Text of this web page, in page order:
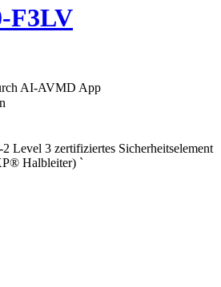
F3LV
AI-AVMD App
Level 3 zertifiziertes Sicherheitselement
Halbleiter) `